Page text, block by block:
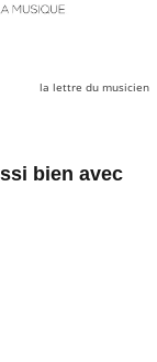
la lettre du musicien
bien avec